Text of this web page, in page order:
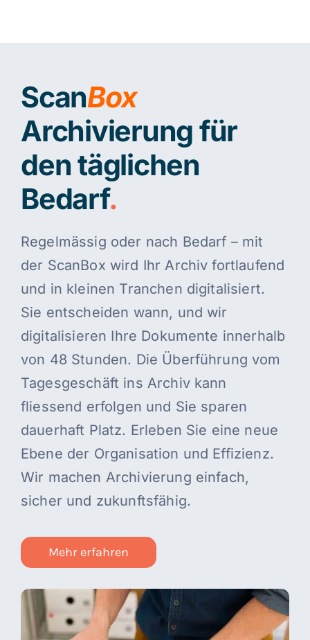
ScanBox
Archivierung für
den täglichen
Bedarf.
Regelmässig oder nach Bedarf – mit
der ScanBox wird Ihr Archiv fortlaufend
und in kleinen Tranchen digitalisiert.
Sie entscheiden wann, und wir
digitalisieren Ihre Dokumente innerhalb
von 48 Stunden. Die Überführung vom
Tagesgeschäft ins Archiv kann
fliessend erfolgen und Sie sparen
dauerhaft Platz. Erleben Sie eine neue
Ebene der Organisation und Effizienz.
Wir machen Archivierung einfach,
sicher und zukunftsfähig.
Mehr erfahren